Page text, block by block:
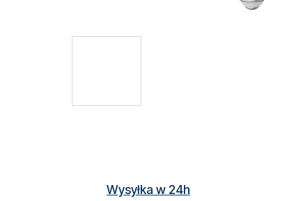
Wysyłka w 24h